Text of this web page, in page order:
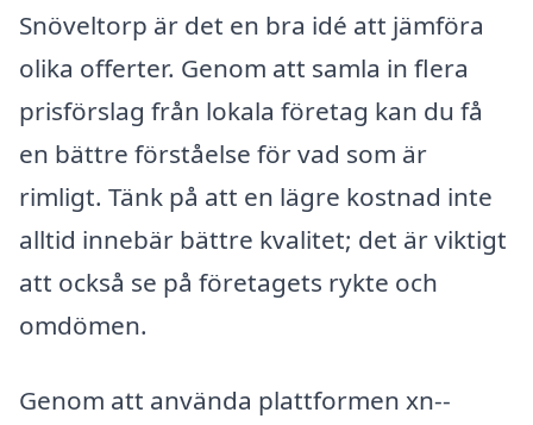
Snöveltorp är det en bra idé att jämföra
olika offerter. Genom att samla in flera
prisförslag från lokala företag kan du få
en bättre förståelse för vad som är
rimligt. Tänk på att en lägre kostnad inte
alltid innebär bättre kvalitet; det är viktigt
att också se på företagets rykte och
omdömen.
Genom att använda plattformen xn--